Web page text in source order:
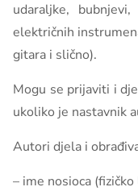
udaraljke,
električnih
gitara i slično).
Mogu se prijaviti i
ukoliko je nastavnik
Autori djela i
– ime nosioca